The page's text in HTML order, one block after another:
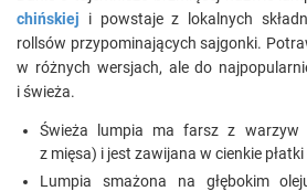
chińskiej i powstaje z lokalnych
rollsów przypominających sajgonki.
w różnych wersjach, ale do
i świeża.
Świeża lumpia ma farsz z
z mięsa) i jest zawijana w cienkie
Lumpia smażona na głębokim